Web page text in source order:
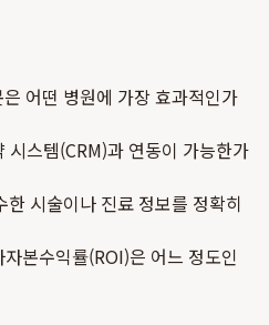
어떤 병원에 가장 효과적인가
시스템(CRM)과 연동이 가능한가
시술이나 진료 정보를 정확히
본수익률(ROI)은 어느 정도인